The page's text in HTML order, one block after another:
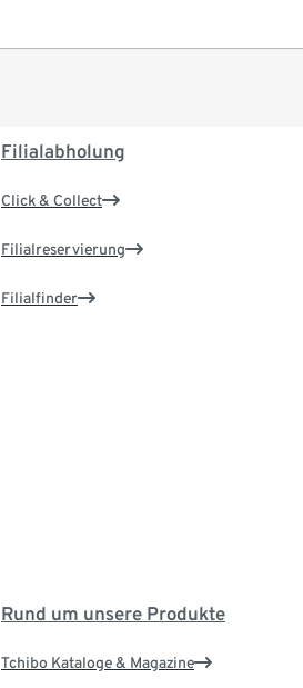
Filialabholung
Click & Collect
Filialreservierung
Filialfinder
Rund um unsere Produkte
Tchibo Kataloge & Magazine